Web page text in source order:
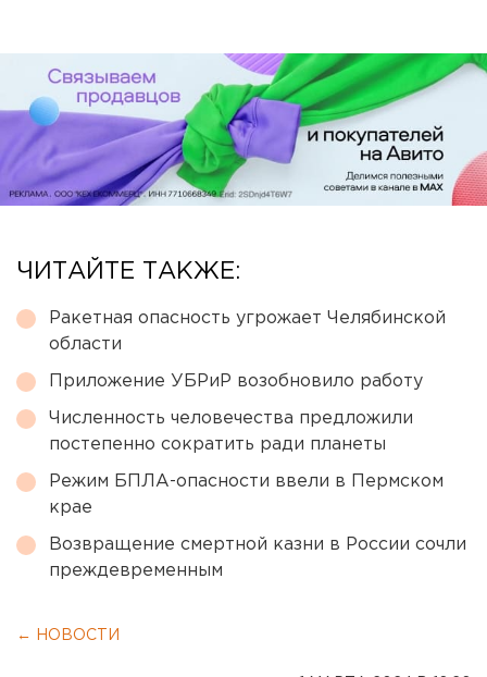
ЧИТАЙТЕ ТАКЖЕ:
Ракетная опасность угрожает Челябинской
области
Приложение УБРиР возобновило работу
Численность человечества предложили
постепенно сократить ради планеты
Режим БПЛА-опасности ввели в Пермском
крае
Возвращение смертной казни в России сочли
преждевременным
← НОВОСТИ